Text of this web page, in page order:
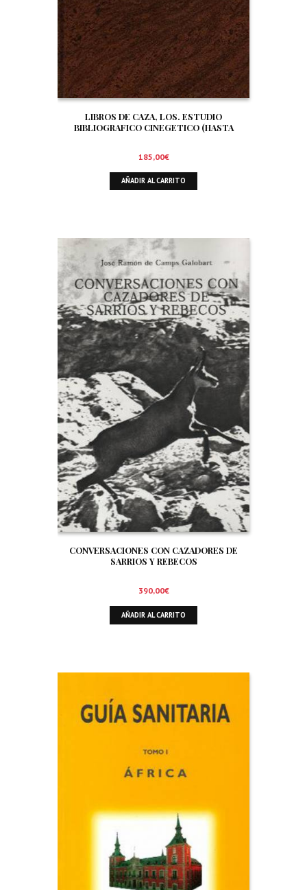
LIBROS DE CAZA, LOS. ESTUDIO
BIBLIOGRAFICO CINEGETICO (HASTA
185,00€
AÑADIR AL CARRITO
CONVERSACIONES CON CAZADORES DE
SARRIOS Y REBECOS
390,00€
AÑADIR AL CARRITO